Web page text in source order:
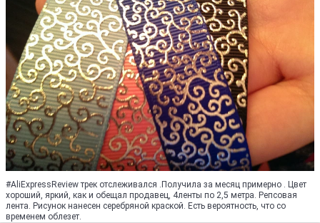
#AliExpressReview трек отслеживался .Получила за месяц примерно . Цвет
хороший, яркий, как и обещал продавец, 4ленты по 2,5 метра. Репсовая
лента. Рисунок нанесен серебряной краской. Есть вероятность, что со
временем облезет.